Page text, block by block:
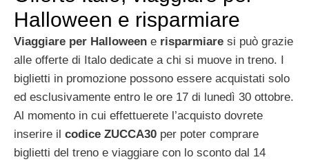
Halloween e risparmiare
Viaggiare per Halloween e risparmiare si può grazie
alle offerte di Italo dedicate a chi si muove in treno. I
biglietti in promozione possono essere acquistati solo
ed esclusivamente entro le ore 17 di lunedì 30 ottobre.
Al momento in cui effettuerete l’acquisto dovrete
inserire il codice ZUCCA30 per poter comprare
biglietti del treno e viaggiare con lo sconto dal 14